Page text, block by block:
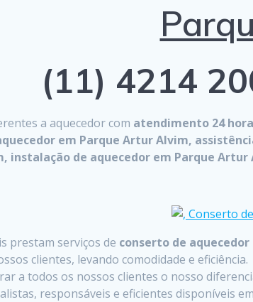
(11) 4214
a aquecedor com atendimento 24
em Parque Artur Alvim,
instalação de aquecedor em Parque Artur
prestam serviços de conserto de
clientes, levando comodidade e eficiência.
a todos os nossos clientes o nosso
responsáveis e eficientes disponíveis